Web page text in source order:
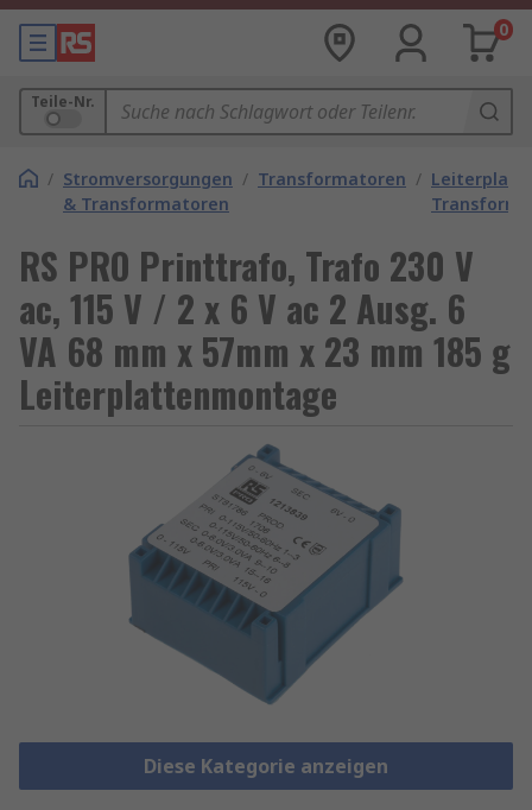
0
Teile-Nr.
/ Stromversorgungen
& Transformatoren
/ Transformatoren /
RS PRO Printtrafo, Trafo 230 V
ac, 115 V / 2 x 6 V ac 2 Ausg. 6
VA 68 mm x 57mm x 23 mm 185 g
Leiterplattenmontage
Diese Kategorie anzeigen